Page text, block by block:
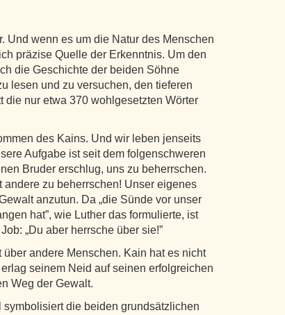
Und wenn es um die Natur des Menschen
präzise Quelle der Erkenntnis. Um den
die Geschichte der beiden Söhne
lesen und zu versuchen, den tieferen
die nur etwa 370 wohlgesetzten Wörter
des Kains. Und wir leben jenseits
Aufgabe ist seit dem folgenschweren
Bruder erschlug, uns zu beherrschen.
andere zu beherrschen! Unser eigenes
anzutun. Da „die Sünde vor unser
hat”, wie Luther das formulierte, ist
„Du aber herrsche über sie!”
andere Menschen. Kain hat es nicht
seinem Neid auf seinen erfolgreichen
Weg der Gewalt.
die beiden grundsätzlichen